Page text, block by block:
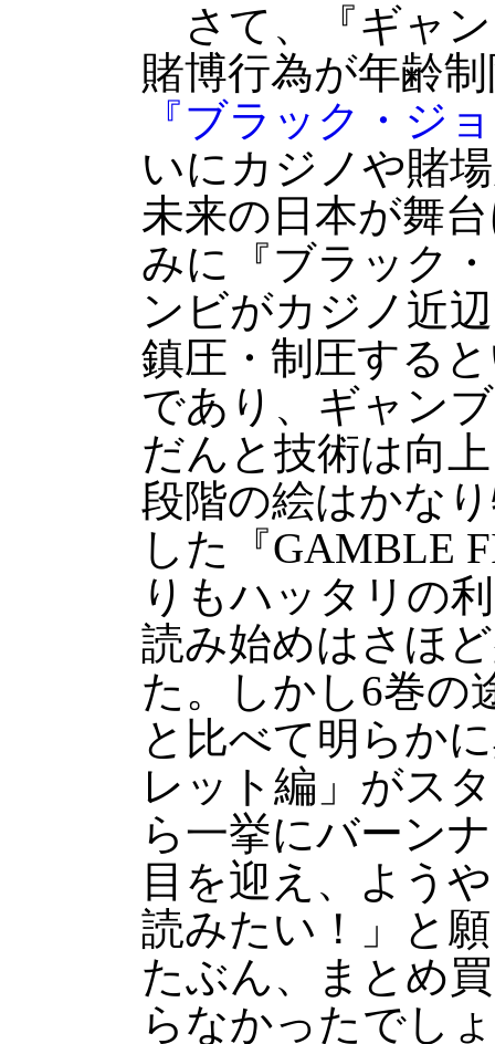
さて、『ギャ
賭博行為が年齢
『ブラック・ジ
いにカジノや賭
未来の日本が舞
みに『ブラック
ンビがカジノ近
鎮圧・制圧する
であり、ギャン
だんと技術は向
段階の絵はかな
した『GAMBLE
りもハッタリの
読み始めはさほ
た。しかし6巻の
と比べて明らか
レット編」がス
ら一挙にバーン
目を迎え、よう
読みたい！」と
たぶん、まとめ
らなかったでし